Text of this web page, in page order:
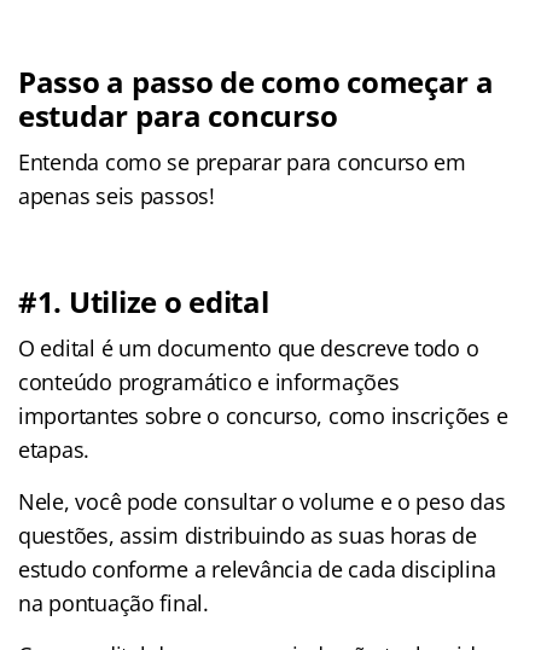
Passo a passo de como começar a
estudar para concurso
Entenda como se preparar para concurso em
apenas seis passos!
#1. Utilize o edital
O edital é um documento que descreve todo o
conteúdo programático e informações
importantes sobre o concurso, como inscrições e
etapas.
Nele, você pode consultar o volume e o peso das
questões, assim distribuindo as suas horas de
estudo conforme a relevância de cada disciplina
na pontuação final.